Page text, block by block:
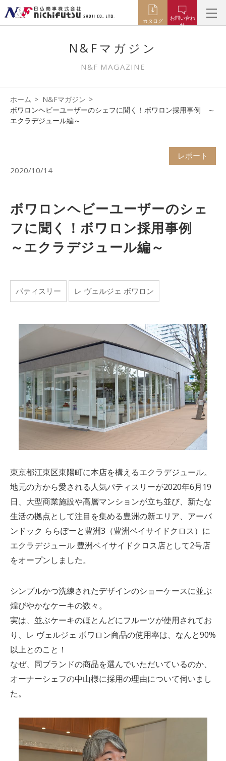
カタログ
お問い合わ
せ
N&Fマガジン
N&F MAGAZINE
ホーム
N&Fマガジン
ボワロンヘビーユーザーのシェフに聞く！ボワロン採用事例 ～
エクラデジュール編～
レポート
2020/10/14
ボワロンヘビーユーザーのシェ
フに聞く！ボワロン採用事例
～エクラデジュール編～
パティスリー レ ヴェルジェ ボワロン
東京都江東区東陽町に本店を構えるエクラデジュール。
地元の方から愛される人気パティスリーが2020年6月19
日、大型商業施設や高層マンションが立ち並び、新たな
生活の拠点として注目を集める豊洲の新エリア、アーバ
ンドック ららぽーと豊洲3（豊洲ベイサイドクロス）に
エクラデジュール 豊洲ベイサイドクロス店として2号店
をオープンしました。
シンプルかつ洗練されたデザインのショーケースに並ぶ
煌びやかなケーキの数々。
実は、並ぶケーキのほとんどにフルーツが使用されてお
り、レ ヴェルジェ ボワロン商品の使用率は、なんと90%
以上とのこと！
なぜ、同ブランドの商品を選んでいただいているのか、
オーナーシェフの中山様に採用の理由について伺いまし
た。